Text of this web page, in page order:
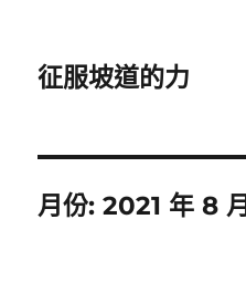
征服坡道的力
月份:2021 年 8 月